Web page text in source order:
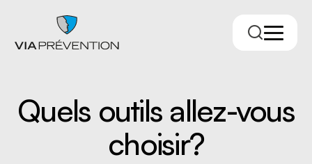
Quels outils allez-vous
choisir?